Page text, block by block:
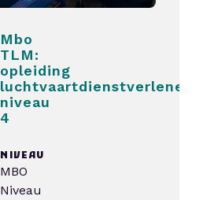
Mbo
TLM:
opleiding
luchtvaartdienstverlener/
niveau
4
NIVEAU
MBO
Niveau